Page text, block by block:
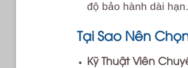
độ bảo hành dài hạn.
Tại Sao Nên
Kỹ Thuật Viên